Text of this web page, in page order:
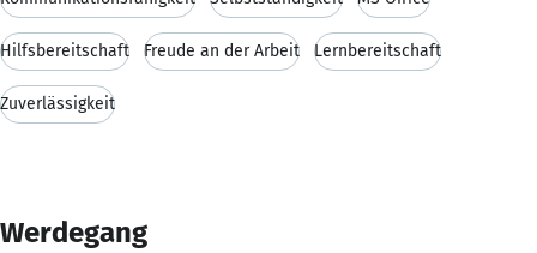
Hilfsbereitschaft Freude an der Arbeit Lernbereitschaft
Zuverlässigkeit
Werdegang